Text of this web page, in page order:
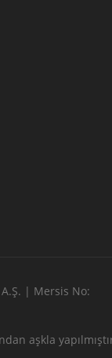
| Mersis No:
aşkla